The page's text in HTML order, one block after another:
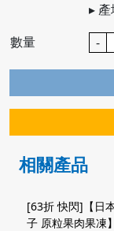
▸
數量
-
相關產品
[63折 快閃]【日
子 原粒果肉果凍